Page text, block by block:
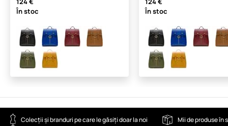
În stoc
În stoc
Colecții și branduri pe care le găsiți doar la noi Mii de produse în